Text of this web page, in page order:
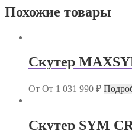
Похожие товары
Скутер
От От 1 031 990 ₽
Скутер SYM